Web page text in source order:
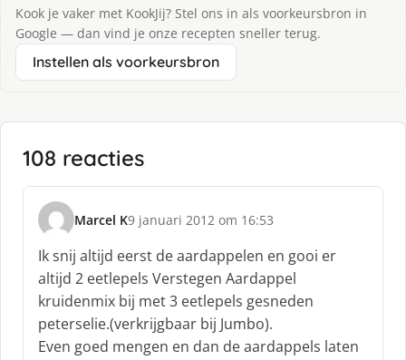
Kook je vaker met KookJij? Stel ons in als voorkeursbron in
Google — dan vind je onze recepten sneller terug.
Instellen als voorkeursbron
108 reacties
Marcel K
s
c
h
r
e
e
f
9 januari 2012 om 16:53
Ik snij altijd eerst de aardappelen en gooi er
altijd 2 eetlepels Verstegen Aardappel
kruidenmix bij met 3 eetlepels gesneden
peterselie.(verkrijgbaar bij Jumbo).
Even goed mengen en dan de aardappels laten